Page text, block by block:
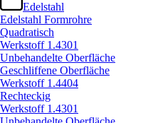
Edelstahl
Edelstahl Formrohre
Quadratisch
Werkstoff 1.4301
Unbehandelte Oberfläche
Geschliffene Oberfläche
Werkstoff 1.4404
Rechteckig
Werkstoff 1.4301